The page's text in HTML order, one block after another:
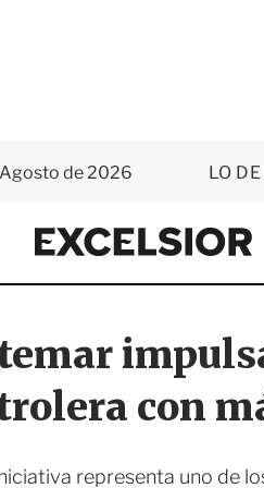
de 2026 LO DE
E
x
e
i
o
con
representa uno de